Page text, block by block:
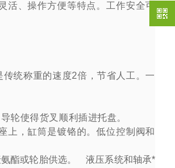
、操作方便等特点。工作安全可
传统称重的速度2倍，节省人工。一
轮使得货叉顺利插进托盘。
上，缸筒是镀铬的。低位控制阀和
氨酯或轮胎供选。 液压系统和轴承*